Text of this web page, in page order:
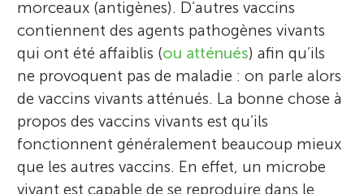
Alice Halliday
Aime Afua Boakye
John S. Tregoning
morceaux (antigènes). D’autres vaccins
contiennent des agents pathogènes vivants
qui ont été affaiblis (ou atténués) afin qu’ils
ne provoquent pas de maladie : on parle alors
de vaccins vivants atténués. La bonne chose à
propos des vaccins vivants est qu’ils
fonctionnent généralement beaucoup mieux
que les autres vaccins. En effet, un microbe
vivant est capable de se reproduire dans le